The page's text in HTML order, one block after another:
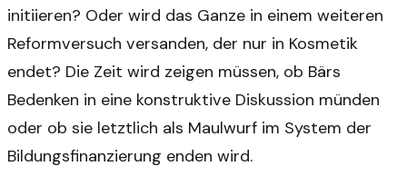
initiieren? Oder wird das Ganze in einem weiteren
Reformversuch versanden, der nur in Kosmetik
endet? Die Zeit wird zeigen müssen, ob Bärs
Bedenken in eine konstruktive Diskussion münden
oder ob sie letztlich als Maulwurf im System der
Bildungsfinanzierung enden wird.